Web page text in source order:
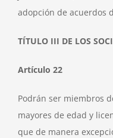
adopción de acuerdos
TÍTULO III DE LOS
Artículo 22
Podrán ser miembros
mayores de edad y
que de manera